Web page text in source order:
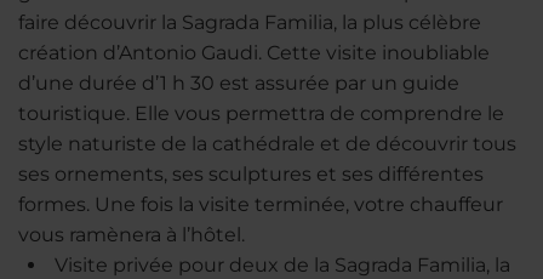
faire découvrir la Sagrada Familia, la plus célèbre
création d’Antonio Gaudi. Cette visite inoubliable
d’une durée d’1 h 30 est assurée par un guide
touristique. Elle vous permettra de comprendre le
style naturiste de la cathédrale et de découvrir tous
ses ornements, ses sculptures et ses différentes
formes. Une fois la visite terminée, votre chauffeur
vous ramènera à l’hôtel.
Visite privée pour deux de la Sagrada Familia, la